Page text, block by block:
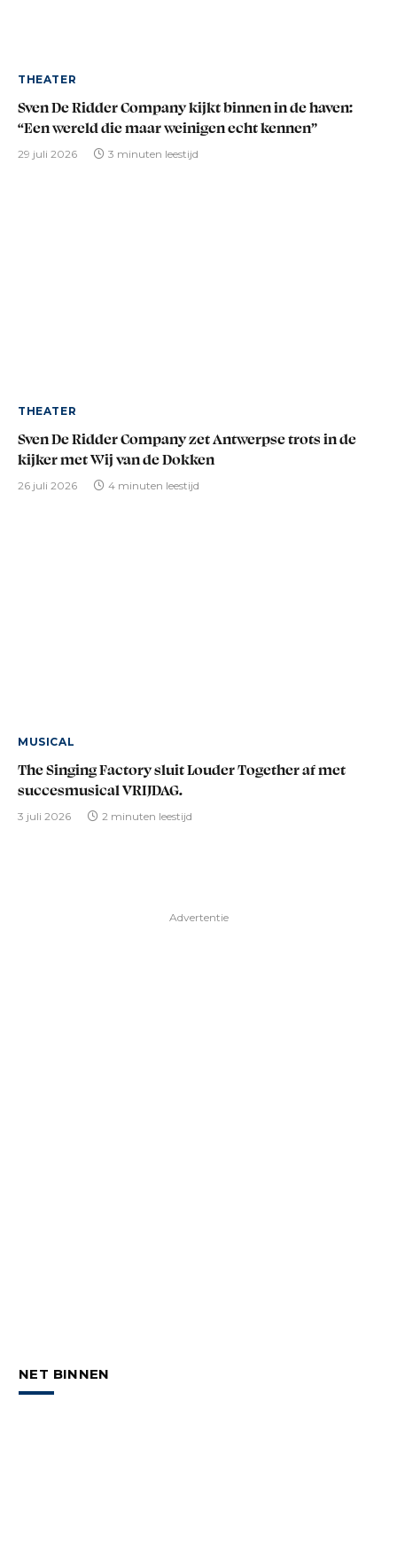
THEATER
Sven De Ridder Company kijkt binnen in de haven:
“Een wereld die maar weinigen echt kennen”
29 juli 2026 3 minuten leestijd
THEATER
Sven De Ridder Company zet Antwerpse trots in de
kijker met Wij van de Dokken
26 juli 2026 4 minuten leestijd
MUSICAL
The Singing Factory sluit Louder Together af met
succesmusical VRIJDAG.
3 juli 2026 2 minuten leestijd
Advertentie
NET BINNEN